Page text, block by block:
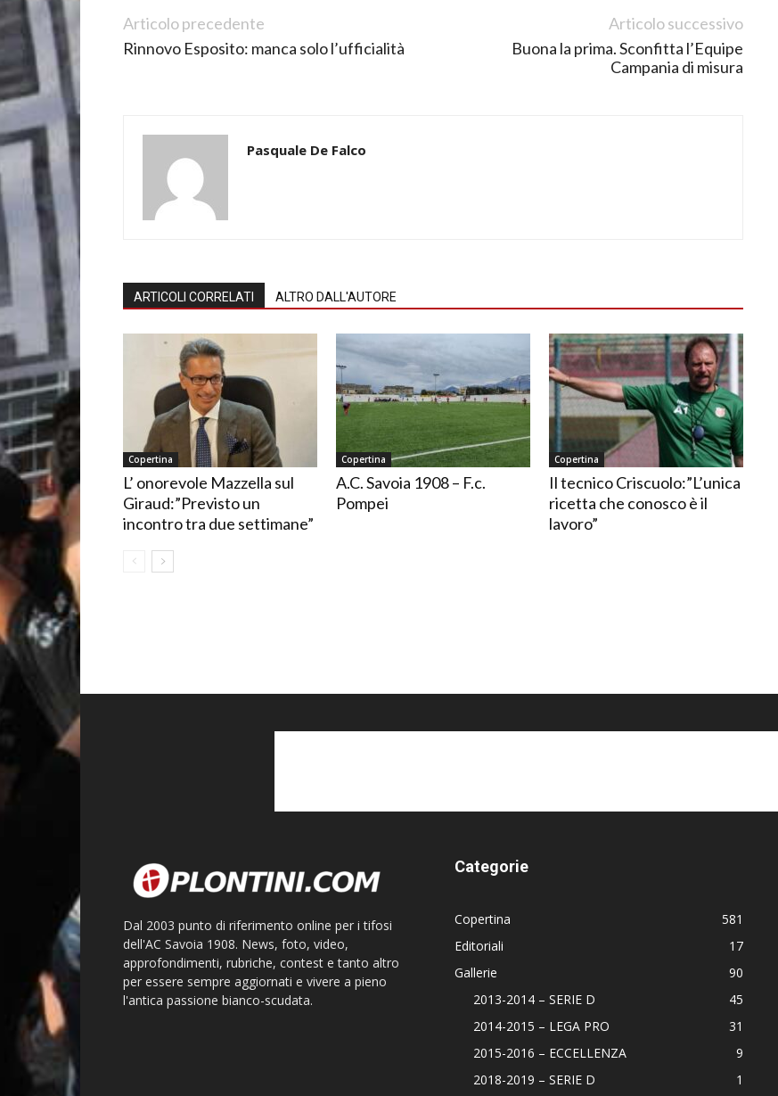
Articolo precedente
Rinnovo Esposito: manca solo l’ufficialità
Articolo successivo
Buona la prima. Sconfitta l’Equipe
Campania di misura
Pasquale De Falco
ARTICOLI CORRELATI ALTRO DALL'AUTORE
Copertina
L’ onorevole Mazzella sul
Giraud:”Previsto un
incontro tra due settimane”
Copertina
A.C. Savoia 1908 – F.c.
Pompei
Copertina
Il tecnico Criscuolo:”L’unica
ricetta che conosco è il
lavoro”
Dal 2003 punto di riferimento online per i tifosi
dell'AC Savoia 1908. News, foto, video,
approfondimenti, rubriche, contest e tanto altro
per essere sempre aggiornati e vivere a pieno
l'antica passione bianco-scudata.
Categorie
Copertina
581
Editoriali
17
Gallerie
90
2013-2014 – SERIE D
45
2014-2015 – LEGA PRO
31
2015-2016 – ECCELLENZA
9
2018-2019 – SERIE D
1